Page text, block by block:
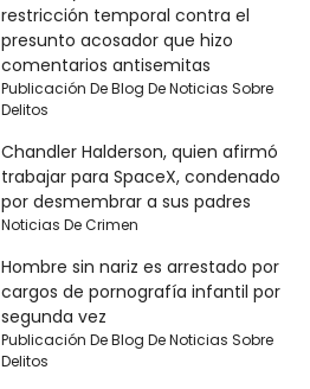
restricción temporal contra el
presunto acosador que hizo
comentarios antisemitas
Publicación De Blog De Noticias Sobre
Delitos
Chandler Halderson, quien afirmó
trabajar para SpaceX, condenado
por desmembrar a sus padres
Noticias De Crimen
Hombre sin nariz es arrestado por
cargos de pornografía infantil por
segunda vez
Publicación De Blog De Noticias Sobre
Delitos